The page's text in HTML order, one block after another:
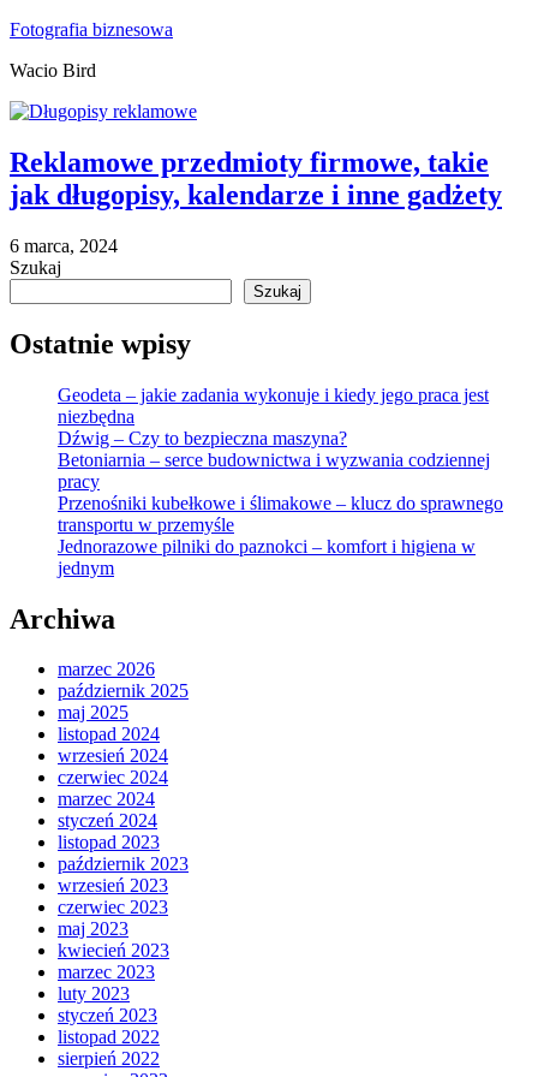
Skip
content
Fotografia biznesowa
Wacio Bird
Reklamowe przedmioty firmowe, takie
jak długopisy, kalendarze i inne gadżety
6 marca, 2024
Szukaj
Szukaj
Ostatnie wpisy
Geodeta – jakie zadania wykonuje i kiedy jego praca jest
niezbędna
Dźwig – Czy to bezpieczna maszyna?
Betoniarnia – serce budownictwa i wyzwania codziennej
pracy
Przenośniki kubełkowe i ślimakowe – klucz do sprawnego
transportu w przemyśle
Jednorazowe pilniki do paznokci – komfort i higiena w
jednym
Archiwa
marzec 2026
październik 2025
maj 2025
listopad 2024
wrzesień 2024
czerwiec 2024
marzec 2024
styczeń 2024
listopad 2023
październik 2023
wrzesień 2023
czerwiec 2023
maj 2023
kwiecień 2023
marzec 2023
luty 2023
styczeń 2023
listopad 2022
sierpień 2022